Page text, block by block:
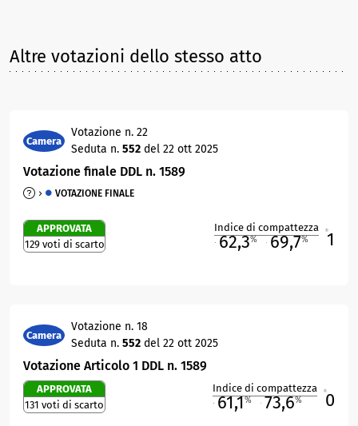
Altre votazioni dello stesso atto
Camera
Votazione n. 22
Seduta n. 552 del 22 ott 2025
Votazione finale DDL n. 1589
VOTAZIONE FINALE
APPROVATA
129 voti di scarto
Indice di compattezza
62,3% 69,7% 1
Camera
Votazione n. 18
Seduta n. 552 del 22 ott 2025
Votazione Articolo 1 DDL n. 1589
APPROVATA
131 voti di scarto
Indice di compattezza
61,1% 73,6% 0